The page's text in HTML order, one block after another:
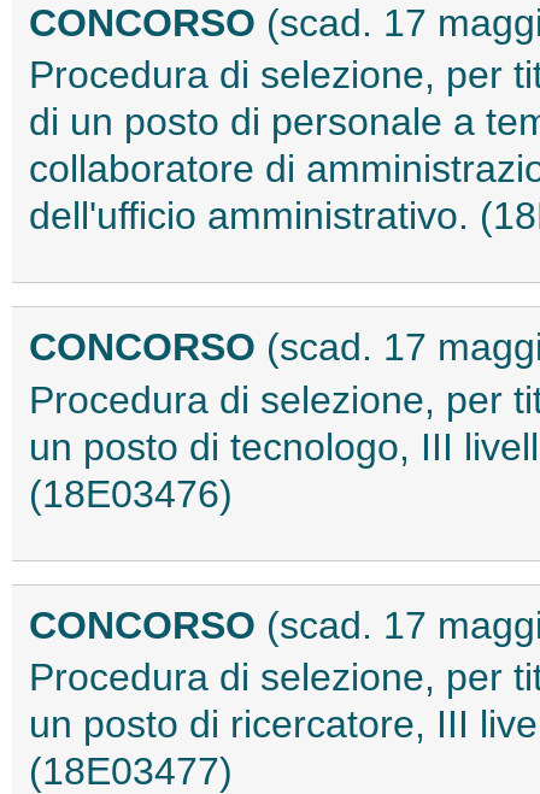
CONCORSO (scad. 17
Procedura di selezione, per
di un posto di personale a
collaboratore di
dell'ufficio amministrativo.
CONCORSO (scad. 17
Procedura di selezione, per
un posto di tecnologo, III
(18E03476)
CONCORSO (scad. 17
Procedura di selezione, per
un posto di ricercatore, III
(18E03477)